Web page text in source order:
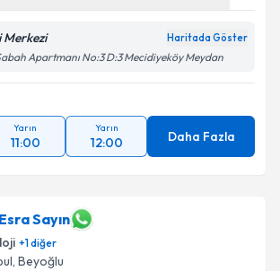
Merkezi Haritada Göster
Apartmanı No:3 D:3 Mecidiyeköy Meydan
Yarın
11:00
Yarın
12:00 Daha Fazla
Sayın
+1diğer
, Beyoğlu